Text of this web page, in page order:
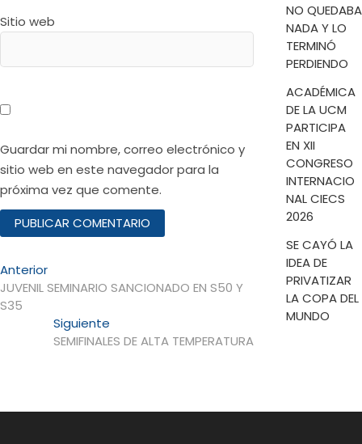
Sitio web
Guardar mi nombre, correo electrónico y
sitio web en este navegador para la
próxima vez que comente.
Navegación
de
entradas
AnteriorEntrada
anterior:
JUVENIL SEMINARIO SANCIONADO EN S50 Y
S35
SiguienteEntrada
siguiente:
SEMIFINALES DE ALTA TEMPERATURA
NO QUEDABA
NADA Y LO
TERMINÓ
PERDIENDO
ACADÉMICA
DE LA UCM
PARTICIPA
EN XII
CONGRESO
INTERNACIO
NAL CIECS
2026
SE CAYÓ LA
IDEA DE
PRIVATIZAR
LA COPA DEL
MUNDO